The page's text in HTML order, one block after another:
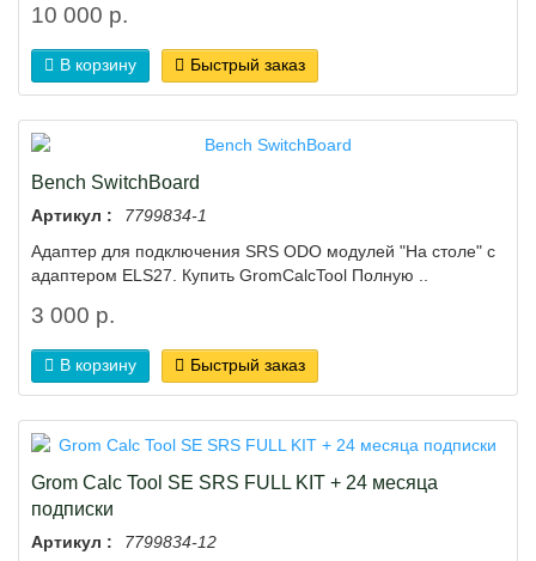
10 000 р.
В корзину Быстрый заказ
Bench SwitchBoard
Артикул :
7799834-1
Адаптер для подключения SRS ODO модулей "На столе" с
адаптером ELS27. Купить GromCalcTool Полную ..
3 000 р.
В корзину Быстрый заказ
Grom Calc Tool SE SRS FULL KIT + 24 месяца
подписки
Артикул :
7799834-12